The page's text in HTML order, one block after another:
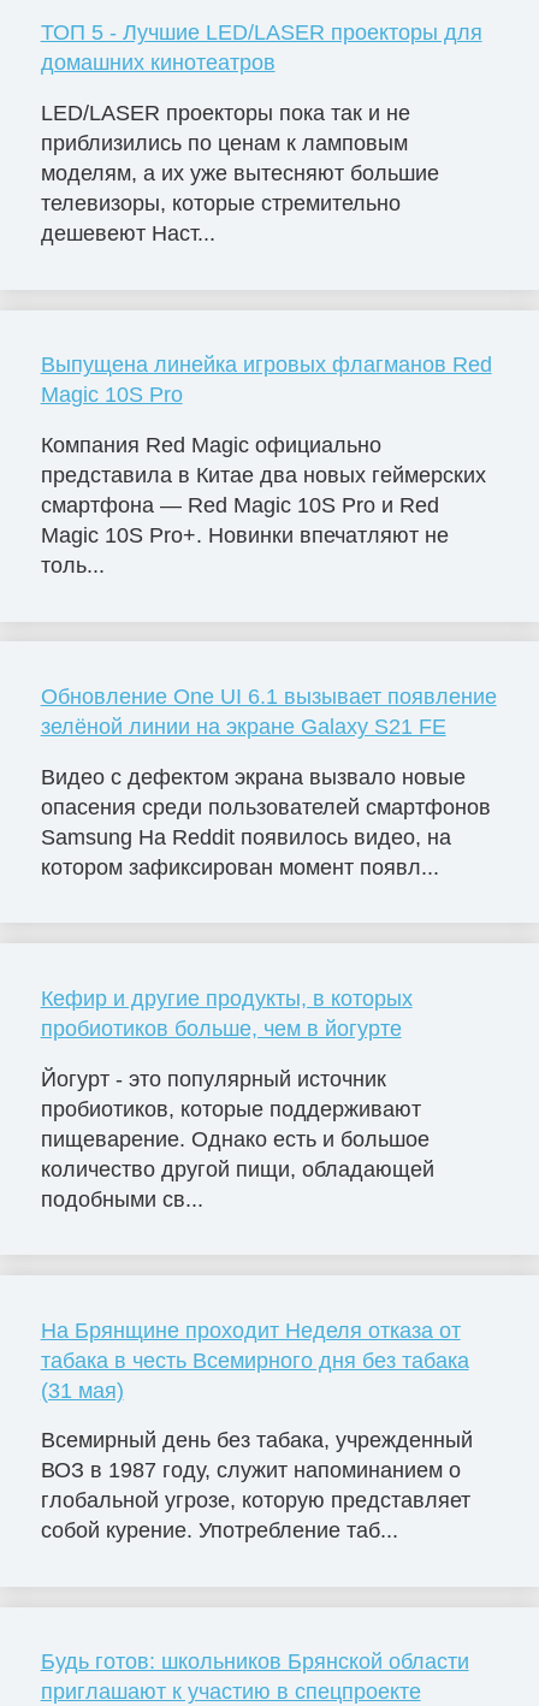
ТОП 5 - Лучшие LED/LASER проекторы для
домашних кинотеатров
LED/LASER проекторы пока так и не
приблизились по ценам к ламповым
моделям, а их уже вытесняют большие
телевизоры, которые стремительно
дешевеют Наст...
Выпущена линейка игровых флагманов Red
Magic 10S Pro
Компания Red Magic официально
представила в Китае два новых геймерских
смартфона — Red Magic 10S Pro и Red
Magic 10S Pro+. Новинки впечатляют не
толь...
Обновление One UI 6.1 вызывает появление
зелёной линии на экране Galaxy S21 FE
Видео с дефектом экрана вызвало новые
опасения среди пользователей смартфонов
Samsung На Reddit появилось видео, на
котором зафиксирован момент появл...
Кефир и другие продукты, в которых
пробиотиков больше, чем в йогурте
Йогурт - это популярный источник
пробиотиков, которые поддерживают
пищеварение. Однако есть и большое
количество другой пищи, обладающей
подобными св...
На Брянщине проходит Неделя отказа от
табака в честь Всемирного дня без табака
(31 мая)
Всемирный день без табака, учрежденный
ВОЗ в 1987 году, служит напоминанием о
глобальной угрозе, которую представляет
собой курение. Употребление таб...
Будь готов: школьников Брянской области
приглашают к участию в спецпроекте